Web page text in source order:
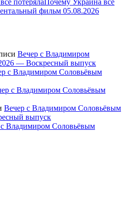
фильм 05.08.2026
Вечер с Владимиром
— Воскресный выпуск
с Владимиром Соловьёвым
с Владимиром Соловьёвым
Вечер с Владимиром Соловьёвым
выпуск
Владимиром Соловьёвым